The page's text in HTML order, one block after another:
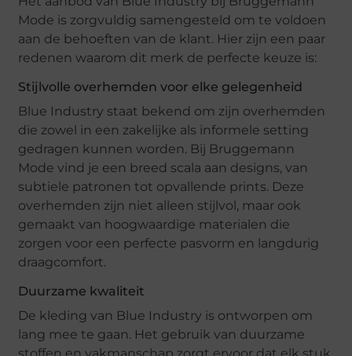
Mode is zorgvuldig samengesteld om te voldoen
aan de behoeften van de klant. Hier zijn een paar
redenen waarom dit merk de perfecte keuze is:
Stijlvolle overhemden voor elke gelegenheid
Blue Industry staat bekend om zijn overhemden
die zowel in een zakelijke als informele setting
gedragen kunnen worden. Bij Bruggemann
Mode vind je een breed scala aan designs, van
subtiele patronen tot opvallende prints. Deze
overhemden zijn niet alleen stijlvol, maar ook
gemaakt van hoogwaardige materialen die
zorgen voor een perfecte pasvorm en langdurig
draagcomfort.
Duurzame kwaliteit
De kleding van Blue Industry is ontworpen om
lang mee te gaan. Het gebruik van duurzame